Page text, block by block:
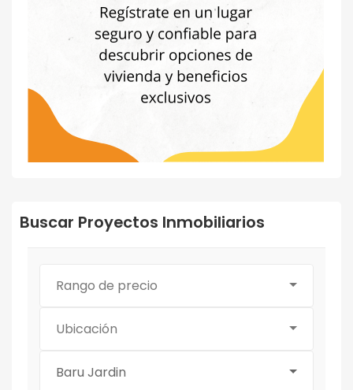
Buscar Proyectos Inmobiliarios
Rango de precio
Ubicación
Baru Jardin